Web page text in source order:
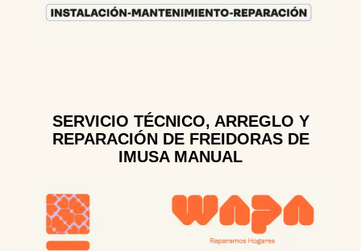
SERVICIO TÉCNICO, ARREGLO Y
REPARACIÓN DE FREIDORAS DE
IMUSA MANUAL